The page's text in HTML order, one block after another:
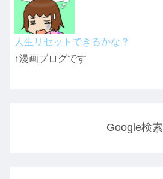
人生リセットできるかな？
↑漫画ブログです
Google検索